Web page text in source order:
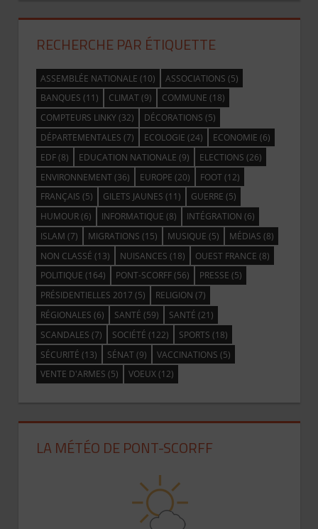
RECHERCHE PAR ÉTIQUETTE
ASSEMBLÉE NATIONALE (10) ASSOCIATIONS (5)
BANQUES (11) CLIMAT(9) COMMUNE (18)
COMPTEURS LINKY(32) DÉCORATIONS (5)
DÉPARTEMENTALES (7) ECOLOGIE (24) ECONOMIE (6)
EDF(8) EDUCATION NATIONALE (9) ELECTIONS (26)
ENVIRONNEMENT(36) EUROPE (20) FOOT(12)
FRANÇAIS (5) GILETS JAUNES (11) GUERRE (5)
HUMOUR(6) INFORMATIQUE (8) INTÉGRATION (6)
ISLAM (7) MIGRATIONS (15) MUSIQUE (5) MÉDIAS (8)
NON CLASSÉ (13) NUISANCES (18) OUEST FRANCE (8)
POLITIQUE (164) PONT-SCORFF(56) PRESSE (5)
PRÉSIDENTIELLES 2017 (5) RELIGION (7)
RÉGIONALES (6) SANTÉ (59) SANTÉ (21)
SCANDALES (7) SOCIÉTÉ (122) SPORTS (18)
SÉCURITÉ (13) SÉNAT(9) VACCINATIONS (5)
VENTE D'ARMES (5) VOEUX(12)
LA MÉTÉO DE PONT-SCORFF